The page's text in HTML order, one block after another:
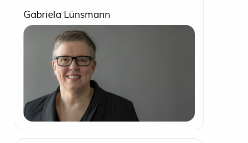
Gabriela Lünsmann